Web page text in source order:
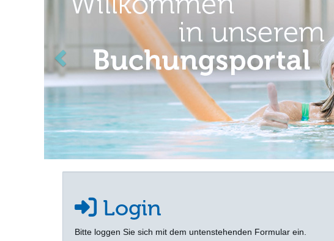
Login
Bitte loggen Sie sich mit dem untenstehenden Formular ein.